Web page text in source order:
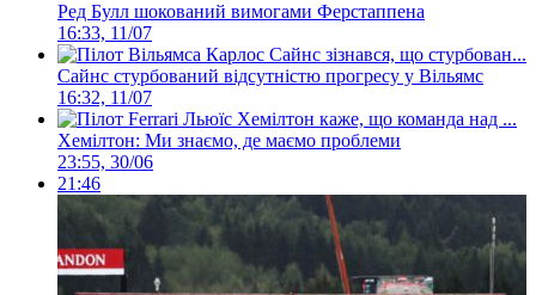
Ред Булл шокований вимогами Ферстаппена
16:33, 11/07
Сайнс стурбований відсутністю прогресу у Вільямс
16:32, 11/07
Хемілтон: Ми знаємо, де маємо проблеми
23:55, 30/06
21:46